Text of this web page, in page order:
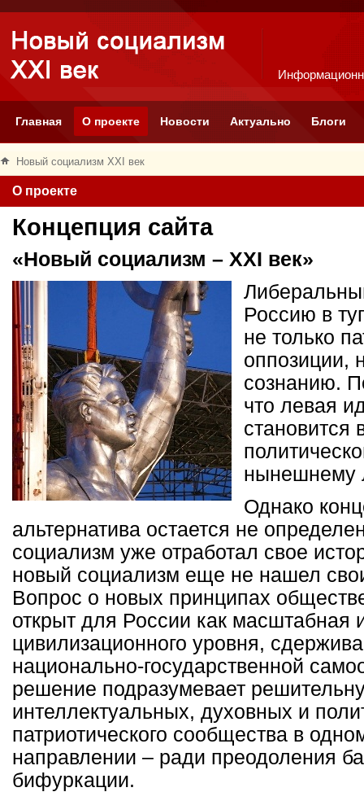
Главная О проекте Новости Актуально Блоги
Новый социализм XXI век
О проекте
Концепция сайта
«Новый социализм – XXI век»
Россию в
не только
оппозиции,
сознанию.
что левая
становится
нынешнему
Однако
альтернатива остается не
социализм уже отработал свое
новый социализм еще не нашел
Вопрос о новых принципах
открыт для России как масштабная
цивилизационного уровня,
национально-государственной
решение подразумевает
интеллектуальных, духовных и
патриотического сообщества в
направлении – ради преодоления
бифуркации.